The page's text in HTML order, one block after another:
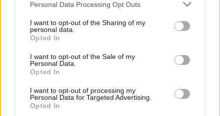
negar su consentimiento. Tenga en cuenta que algún
de su consentimiento, pero usted tiene el derecho de
rechazar tal procesamiento. Sus preferencias se aplicarán
cualquier momento entrando de nuevo en este sitio web o
visitando nuestra política de privacidad.
Personal Data Processing Opt Outs
I want to opt-out of the Sharing of my
personal data.
Opted In
I want to opt-out of the Sale of my
Personal Data.
Opted In
I want to opt-out of processing my
Personal Data for Targeted Advertising.
Opted In